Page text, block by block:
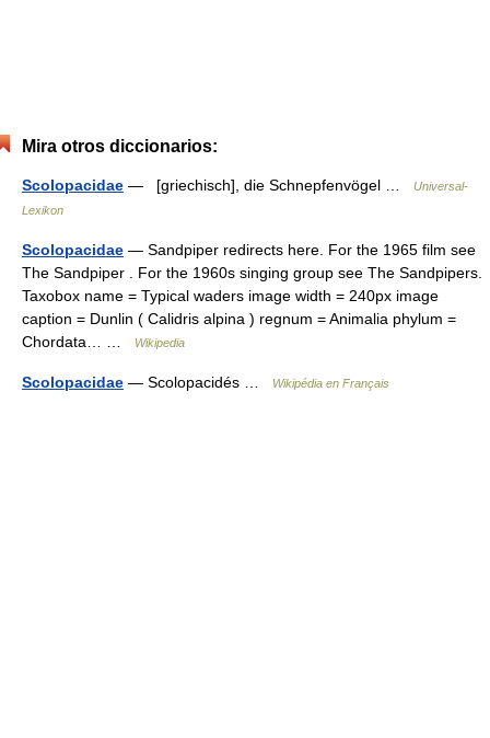
Mira otros diccionarios:
Scolopacidae — [griechisch], die Schnepfenvögel …
Universal-
Lexikon
Scolopacidae — Sandpiper redirects here. For the 1965 film see
The Sandpiper . For the 1960s singing group see The Sandpipers.
Taxobox name = Typical waders image width = 240px image
caption = Dunlin ( Calidris alpina ) regnum = Animalia phylum =
Chordata… …
Wikipedia
Scolopacidae — Scolopacidés … Wikipédia en Français